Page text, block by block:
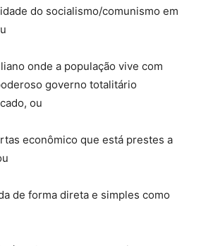
do socialismo/comunismo em
onde a população vive com
governo totalitário
ou
econômico que está prestes a
de forma direta e simples como